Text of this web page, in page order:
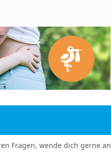
Fragen, wende dich gerne an